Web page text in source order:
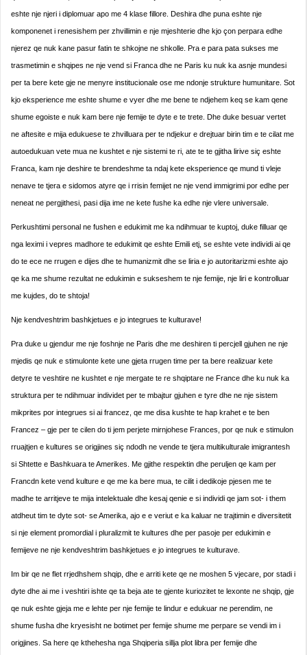
eshte nje njeri i diplomuar apo me 4 klase fillore. Deshira dhe puna eshte nje
komponenet i renesishem per zhvillimin e nje mjeshterie dhe kjo çon perpara edhe
njerez qe nuk kane pasur fatin te shkojne ne shkolle. Pra e para pata sukses me
trasmetimin e shqipes ne nje vend si Franca dhe ne Paris ku nuk ka asnje mundesi
per ta bere kete gje ne menyre institucionale ose me ndonje strukture humunitare. Sot
kjo eksperience me eshte shume e vyer dhe me bene te ndjehem keq se kam qene
shume egoiste e nuk kam bere nje femije te dyte e te trete. Dhe duke besuar vertet
ne aftesite e mija edukuese te zhvilluara per te ndjekur e drejtuar birin tim e te cilat me
autoedukuan vete mua ne kushtet e nje sistemi te ri, ate te te gjitha lirive siç eshte
Franca, kam nje deshire te brendeshme ta ndaj kete eksperience qe mund ti vleje
nenave te tjera e sidomos atyre qe i rrisin femijet ne nje vend immigrimi por edhe per
neneat ne pergjithesi, pasi dija ime ne kete fushe ka edhe nje vlere universale.
Perkushtimi personal ne fushen e edukimit me ka ndihmuar te kuptoj, duke filluar qe
nga leximi i vepres madhore te edukimit qe eshte Emili etj, se eshte vete individi ai qe
do te ece ne rrugen e dijes dhe te humanizmit dhe se liria e jo autoritarizmi eshte ajo
qe ka me shume rezultat ne edukimin e sukseshem te nje femije, nje liri e kontrolluar
me kujdes, do te shtoja!
Nje kendveshtrim bashkjetues e jo integrues te kulturave!
Pra duke u gjendur me nje foshnje ne Paris dhe me deshiren ti percjell gjuhen ne nje
mjedis qe nuk e stimulonte kete une gjeta rrugen time per ta bere realizuar kete
detyre te veshtire ne kushtet e nje mergate te re shqiptare ne France dhe ku nuk ka
struktura per te ndihmuar individet per te mbajtur gjuhen e tyre dhe ne nje sistem
mikprites por integrues si ai francez, qe me disa kushte te hap krahet e te ben
Francez – gje per te cilen do ti jem perjete mirnjohese Frances, por qe nuk e stimulon
rruajtjen e kultures se origjines siç ndodh ne vende te tjera multikulturale imigrantesh
si Shtette e Bashkuara te Amerikes. Me gjithe respektin dhe peruljen qe kam per
Francdn kete vend kulture e qe me ka bere mua, te cilit i dedikoje pjesen me te
madhe te arritjeve te mija intelektuale dhe kesaj qenie e si individi qe jam sot- i them
atdheut tim te dyte sot- se Amerika, ajo e e veriut e ka kaluar ne trajtimin e diversitetit
si nje element promordial i pluralizmit te kultures dhe per pasoje per edukimin e
femijeve ne nje kendveshtrim bashkjetues e jo integrues te kulturave.
Im bir qe ne flet rrjedhshem shqip, dhe e arriti kete qe ne moshen 5 vjecare, por stadi i
dyte dhe ai me i veshtiri ishte qe ta beja ate te gjente kuriozitet te lexonte ne shqip, gje
qe nuk eshte gjeja me e lehte per nje femije te lindur e edukuar ne perendim, ne
shume fusha dhe kryesisht ne botimet per femije shume me perpare se vendi im i
origjines. Sa here qe kthehesha nga Shqiperia sillja plot libra per femije dhe